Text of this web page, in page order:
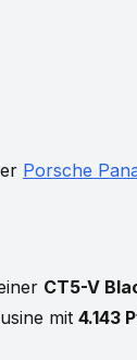
Porsche
CT5-V
mit 4.143